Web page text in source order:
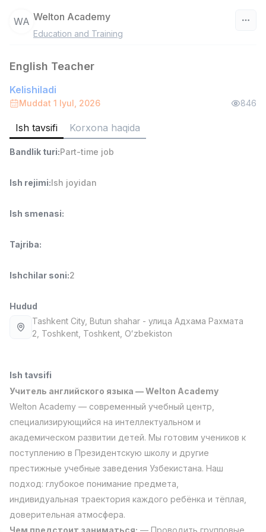
Ombor yordamchisi
ASIAN
Full time job
Ish joyidan
3,500,000 - 8,000,000 sum
Savdo boshlig'i
6,000,000 - 15,000,000 sum
Full time job
Ish joyidan
Fast food Oshpazi
2,600,000 - 5,000,000 sum/
LES AILES
Farmatsevt
3,000,000 - 10,000,000 sum/
Ish joyidan
Kelishiladi
NAFF
Full time job
Ish joyidan
Sotuv bo'yicha agent
Kelishiladi
WA Welton Academy
Education and Training
English Teacher
Kelishiladi
Muddat 1 Iyul, 2026 846
Ish tavsifi Korxona haqida
Bandlik turi:Part-time job
Ish rejimi: Ish joyidan
Ish smenasi:
Tajriba:
Ishchilar soni:2
Hudud
Tashkent City, Butun shahar - улица Адхама Рахмата
2, Тоshkent, Toshkent, Oʻzbekiston
Ish tavsifi
Учитель английского языка — Welton Academy
Welton Academy — современный учебный центр,
специализирующийся на интеллектуальном и
академическом развитии детей. Мы готовим учеников к
поступлению в Президентскую школу и другие
престижные учебные заведения Узбекистана. Наш
подход: глубокое понимание предмета,
индивидуальная траектория каждого ребёнка и тёплая,
доверительная атмосфера.
Vakansiyalar Sohalar